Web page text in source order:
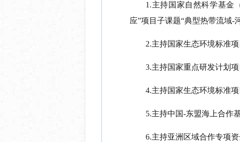
1.主持国家自然科学基金
应”项目子课题“典型热带流域-
2.主持国家生态环境标准
3.主持国家重点研发计划
4.主持国家生态环境标准项
5.主持中国-东盟海上合作
6.主持亚洲区域合作专项